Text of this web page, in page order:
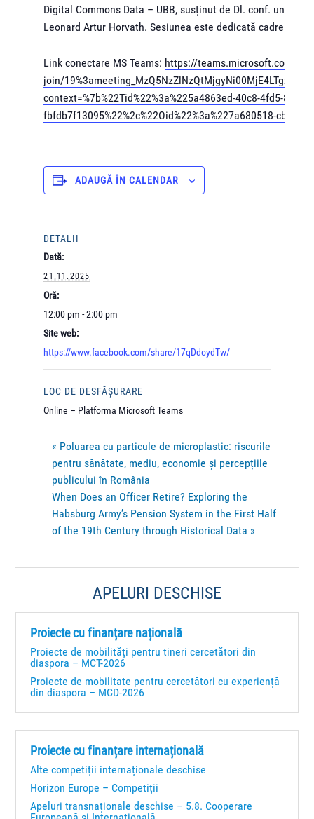
Digital Commons Data – UBB, susținut de Dl. conf. univ.
Leonard Artur Horvath. Sesiunea este dedicată cadrelor
Link conectare MS Teams: https://teams.microsoft.com/l/
join/
context=%7b%22Tid%22%3a%225a4863ed-40c8-4fd5-8298-
fbfdb7f13095%22%2c%22Oid%22%3a%227a680518-cbee-
ADAUGĂ ÎN CALENDAR
DETALII
Dată:
21.11.2025
Oră:
12:00 pm - 2:00 pm
Site web:
https://www.facebook.com/share/17qDdoydTw/
LOC DE DESFĂȘURARE
Online – Platforma Microsoft Teams
« Poluarea cu particule de microplastic: riscurile
pentru sănătate, mediu, economie și percepțiile
publicului în România
When Does an Officer Retire? Exploring the
Habsburg Army’s Pension System in the First Half
of the 19th Century through Historical Data »
APELURI DESCHISE
Proiecte cu finanțare națională
Proiecte de mobilități pentru tineri cercetători din
diaspora – MCT-2026
Proiecte de mobilitate pentru cercetători cu experiență
din diaspora – MCD-2026
Proiecte cu finanțare internațională
Alte competiții internaționale deschise
Horizon Europe – Competiții
Apeluri transnaționale deschise – 5.8. Cooperare